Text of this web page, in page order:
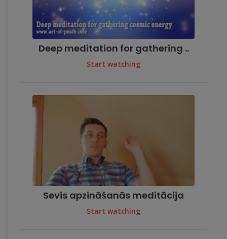
Deep meditation for gathering ..
Start watching
Sevis apzināšanās meditācija
Start watching